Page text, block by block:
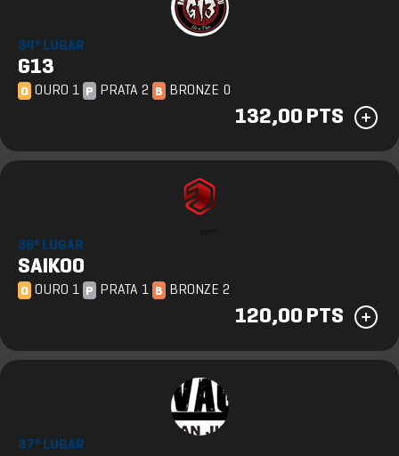
34º LUGAR
G13
O OURO 1 P PRATA 2 B BRONZE 0
132,00 PTS
36º LUGAR
SAIKOO
O OURO 1 P PRATA 1 B BRONZE 2
120,00 PTS
37º LUGAR